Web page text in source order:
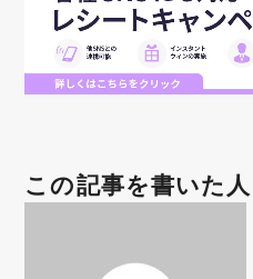
この記事を書いた人